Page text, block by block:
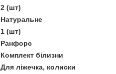
2 (шт)
Натуральне
1 (шт)
Ранфорс
Комплект білизни
Для ліжечка, колиски